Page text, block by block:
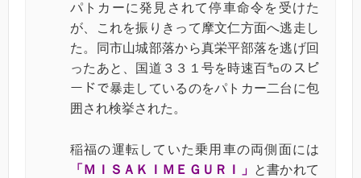
パトカーに発見されて停車命令を受けた
が、これを振りきって摩文仁方面へ逃走し
た。同市山城部落から真栄平部落を逃げ回
ったあと、国道３３１号を時速百㌔のスピ
ードで暴走しているのをパトカー二台に包
囲され検挙された。
稲福の運転していた乗用車の両側面には
「ＭＩＳＡＫＩＭＥＧＵＲＩ」 と書かれて